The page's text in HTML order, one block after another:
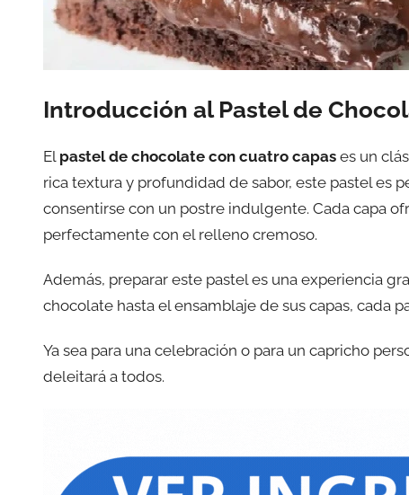
Introducción al Pastel de
El pastel de chocolate con cuatro capas es un
rica textura y profundidad de sabor, este pastel es
consentirse con un postre indulgente. Cada capa
perfectamente con el relleno cremoso.
Además, preparar este pastel es una experiencia
chocolate hasta el ensamblaje de sus capas, cada
Ya sea para una celebración o para un capricho
deleitará a todos.